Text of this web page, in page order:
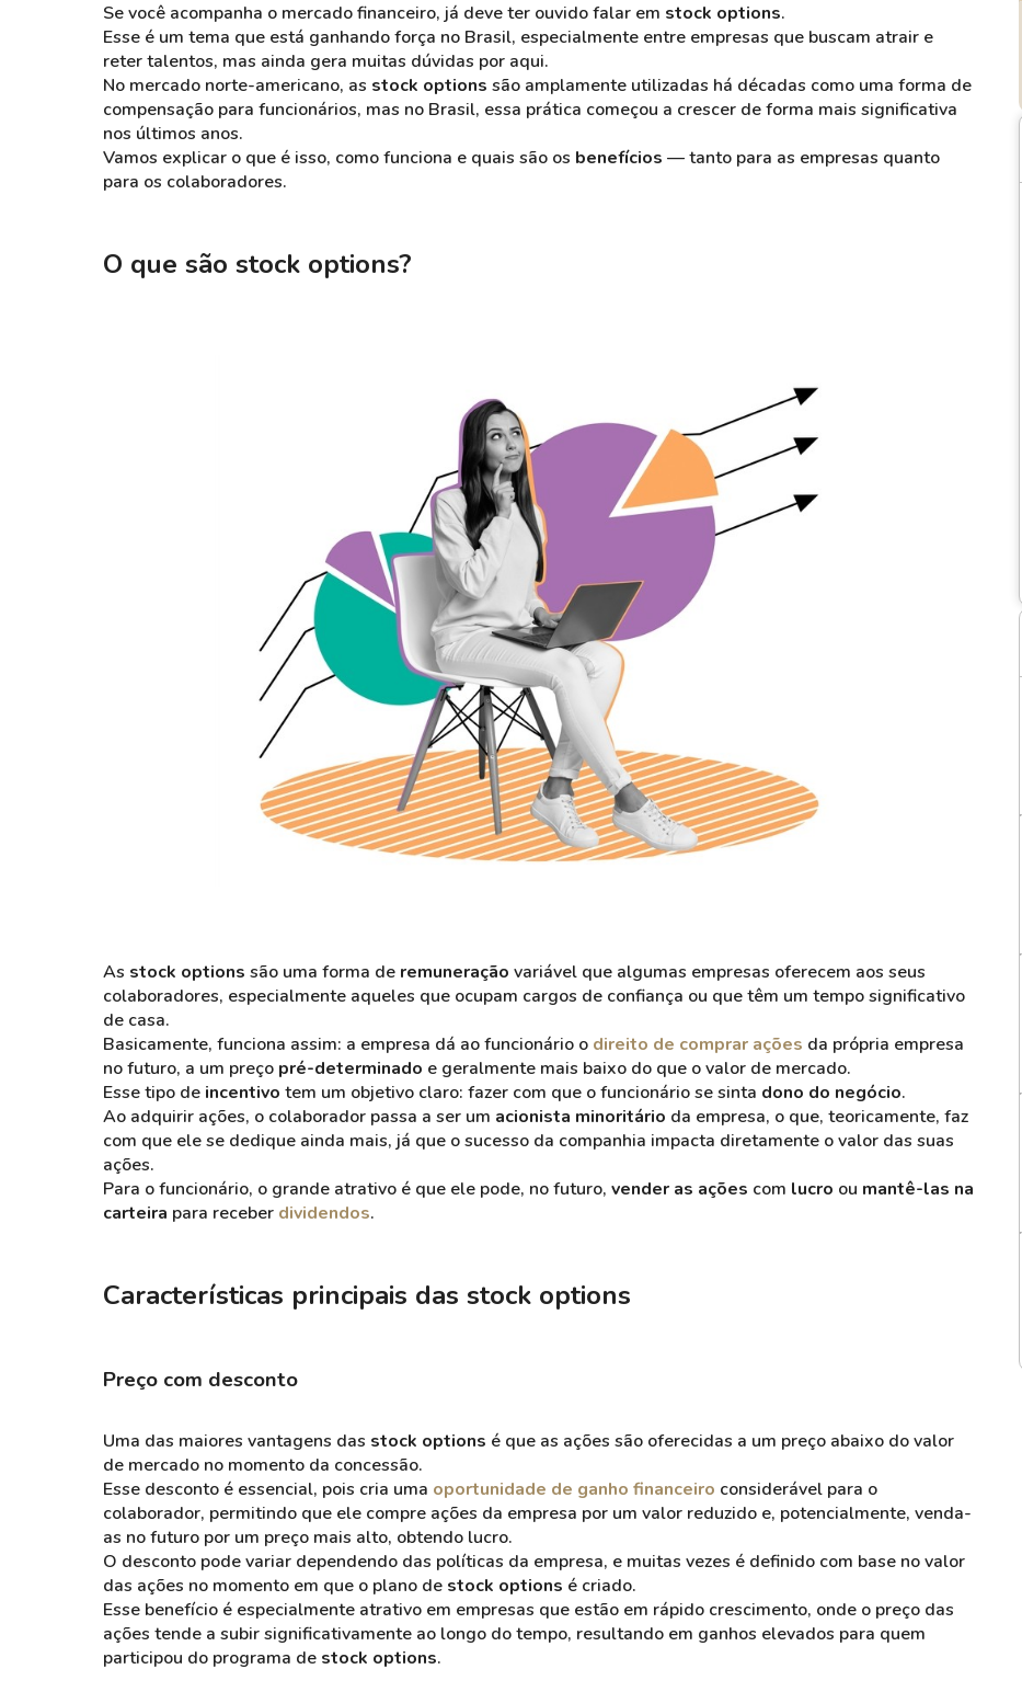
Se você acompanha o mercado financeiro, já deve ter ouvido falar em stock options.
Esse é um tema que está ganhando força no Brasil, especialmente entre empresas que buscam atrair e
reter talentos, mas ainda gera muitas dúvidas por aqui.
No mercado norte-americano, as stock options são amplamente utilizadas há décadas como uma forma de
compensação para funcionários, mas no Brasil, essa prática começou a crescer de forma mais significativa
nos últimos anos.
Vamos explicar o que é isso, como funciona e quais são os benefícios — tanto para as empresas quanto
para os colaboradores.
O que são stock options?
As stock options são uma forma de remuneração variável que algumas empresas oferecem aos seus
colaboradores, especialmente aqueles que ocupam cargos de confiança ou que têm um tempo significativo
de casa.
Basicamente, funciona assim: a empresa dá ao funcionário o direito de comprar ações da própria empresa
no futuro, a um preço pré-determinado e geralmente mais baixo do que o valor de mercado.
Esse tipo de incentivo tem um objetivo claro: fazer com que o funcionário se sinta dono do negócio.
Ao adquirir ações, o colaborador passa a ser um acionista minoritário da empresa, o que, teoricamente, faz
com que ele se dedique ainda mais, já que o sucesso da companhia impacta diretamente o valor das suas
ações.
Para o funcionário, o grande atrativo é que ele pode, no futuro, vender as ações com lucro ou mantê-las na
carteira para receber dividendos.
Características principais das stock options
Preço com desconto
Uma das maiores vantagens das stock options é que as ações são oferecidas a um preço abaixo do valor
de mercado no momento da concessão.
Esse desconto é essencial, pois cria uma oportunidade de ganho financeiro considerável para o
colaborador, permitindo que ele compre ações da empresa por um valor reduzido e, potencialmente, venda-
as no futuro por um preço mais alto, obtendo lucro.
O desconto pode variar dependendo das políticas da empresa, e muitas vezes é definido com base no valor
das ações no momento em que o plano de stock options é criado.
Esse benefício é especialmente atrativo em empresas que estão em rápido crescimento, onde o preço das
ações tende a subir significativamente ao longo do tempo, resultando em ganhos elevados para quem
participou do programa de stock options.